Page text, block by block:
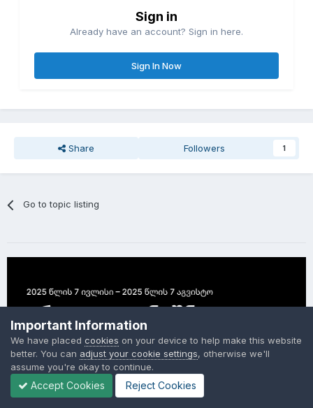
Sign in
Already have an account? Sign in here.
Sign In Now
Share Followers 1
Go to topic listing
Important Information
We have placed cookies on your device to help make this website
better. You can adjust your cookie settings, otherwise we'll
assume you're okay to continue.
Accept Cookies Reject Cookies